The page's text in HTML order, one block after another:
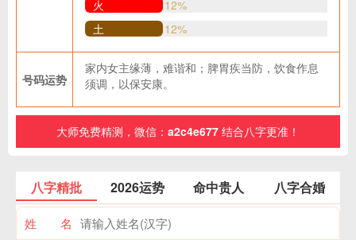
火
12%
土
12%
号码运势
家内女主缘薄，难谐和；脾胃疾当防，饮食作息
须调，以保安康。
大师免费精测，微信： a2c4e677 结合八字更准！
八字精批 2026运势 命中贵人 八字合婚
姓 名